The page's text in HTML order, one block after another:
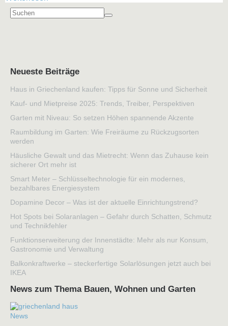
Neueste Beiträge
Haus in Griechenland kaufen: Tipps für Sonne und Sicherheit
Kauf- und Mietpreise 2025: Trends, Treiber, Perspektiven
Garten mit Niveau: So setzen Höhen spannende Akzente
Raumbildung im Garten: Wie Freiräume zu Rückzugsorten
werden
Häusliche Gewalt und das Mietrecht: Wenn das Zuhause kein
sicherer Ort mehr ist
Smart Meter – Schlüsseltechnologie für ein modernes,
bezahlbares Energiesystem
Dopamine Decor – Was ist der aktuelle Einrichtungstrend?
Hot Spots bei Solaranlagen – Gefahr durch Schatten, Schmutz
und Technikfehler
Funktionserweiterung der Innenstädte: Mehr als nur Konsum,
Gastronomie und Verwaltung
Balkonkraftwerke – steckerfertige Solarlösungen jetzt auch bei
IKEA
News zum Thema Bauen, Wohnen und Garten
News